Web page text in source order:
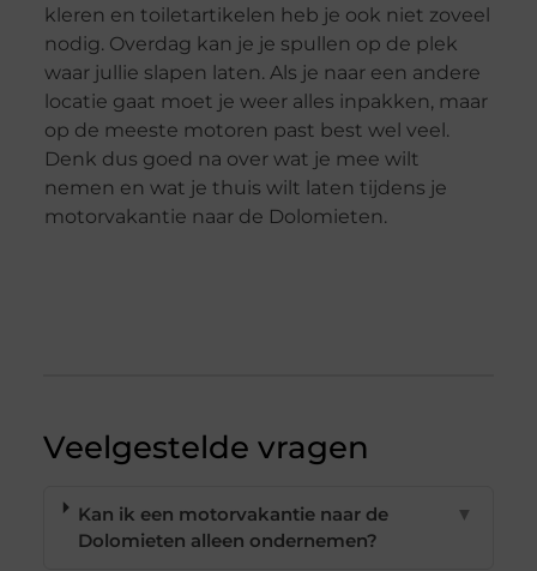
kleren en toiletartikelen heb je ook niet zoveel
nodig. Overdag kan je je spullen op de plek
waar jullie slapen laten. Als je naar een andere
locatie gaat moet je weer alles inpakken, maar
op de meeste motoren past best wel veel.
Denk dus goed na over wat je mee wilt
nemen en wat je thuis wilt laten tijdens je
motorvakantie naar de Dolomieten.
Veelgestelde vragen
Kan ik een motorvakantie naar de
Dolomieten alleen ondernemen?
▼